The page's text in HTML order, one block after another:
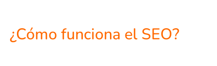
¿Cómo funciona el SEO?